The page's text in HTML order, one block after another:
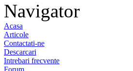
Navigator
Acasa
Articole
Contactati-ne
Descarcari
Intrebari frecvente